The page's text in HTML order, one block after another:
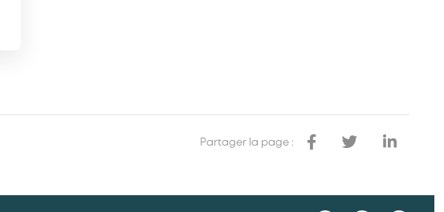
Partager la page :